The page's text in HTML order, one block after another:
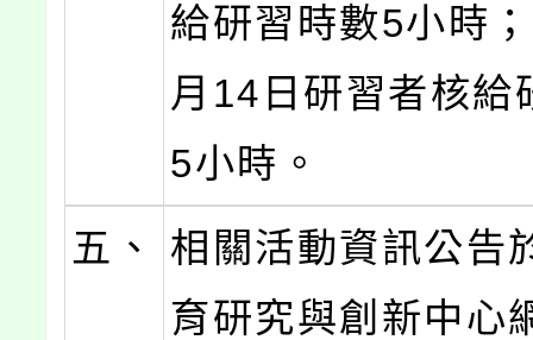
給研習時數5小時
月14日研習者核給
5小時。
五、
相關活動資訊公告
育研究與創新中心